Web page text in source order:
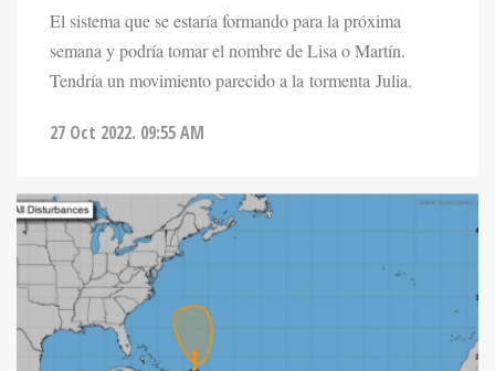
El sistema que se estaría formando para la próxima
semana y podría tomar el nombre de Lisa o Martín.
Tendría un movimiento parecido a la tormenta Julia.
27 Oct 2022. 09:55 AM